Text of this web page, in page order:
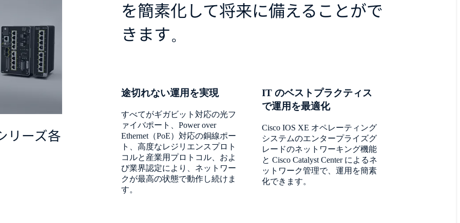
リーズ各
を簡素化して将来に備えることがで
きます。
途切れない運用を実現
すべてがギガビット対応の光フ
ァイバポート、Power over
Ethernet（PoE）対応の銅線ポー
ト、高度なレジリエンスプロト
コルと産業用プロトコル、およ
び業界認定により、ネットワー
クが最高の状態で動作し続けま
す。
IT のベストプラクティス
で運用を最適化
Cisco IOS XE オペレーティング
システムのエンタープライズグ
レードのネットワーキング機能
と Cisco Catalyst Center によるネ
ットワーク管理で、運用を簡素
化できます。